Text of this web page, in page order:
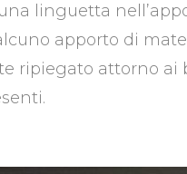
linguetta
apporto di
ripiegato attorno ai